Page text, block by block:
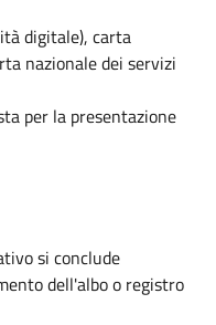
digitale), carta
nazionale dei servizi
per la presentazione
si conclude
dell'albo o registro